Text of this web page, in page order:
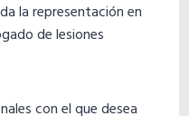
la representación en
de lesiones
con el que desea